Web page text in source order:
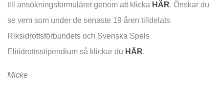
till ansökningsformuläret genom att klicka HÄR. Önskar du
se vem som under de senaste 19 åren tilldelats
Riksidrottsförbundets och Svenska Spels
Elitidrottsstipendium så klickar du HÄR.
Micke